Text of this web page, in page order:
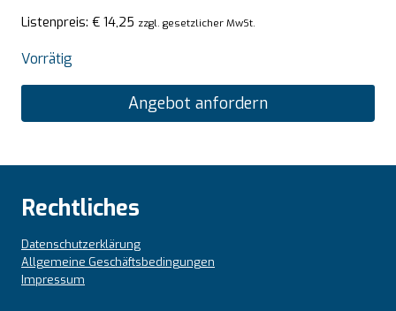
Listenpreis: € 14,25 zzgl. gesetzlicher MwSt.
Vorrätig
Angebot anfordern
Rechtliches
Datenschutzerklärung
Allgemeine Geschäftsbedingungen
Impressum